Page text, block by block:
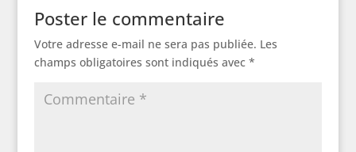
Poster le commentaire
Votre adresse e-mail ne sera pas publiée. Les
champs obligatoires sont indiqués avec *